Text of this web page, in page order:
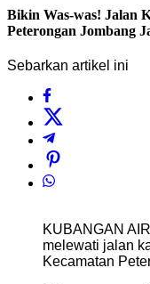
Bikin Was-was! Jalan
Peterongan Jombang
Sebarkan artikel ini
KUBANGAN
melewati jalan
Kecamatan